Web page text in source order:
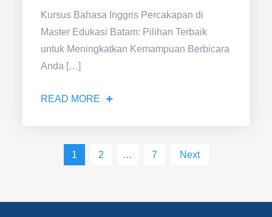
Kursus Bahasa Inggris Percakapan di
Master Edukasi Batam: Pilihan Terbaik
untuk Meningkatkan Kemampuan Berbicara
Anda […]
READ MORE
1 2 … 7 Next